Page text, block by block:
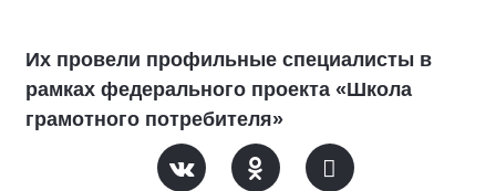
Их провели профильные специалисты в
рамках федерального проекта «Школа
грамотного потребителя»